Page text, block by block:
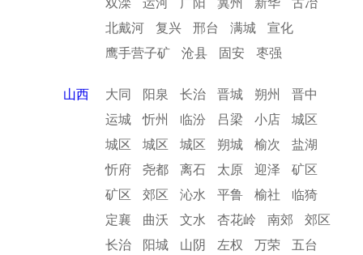
双滦
运河 广阳 冀州 新华
古冶
北戴河
复兴 邢台 满城
宣化
鹰手营子矿
沧县 固安 枣强
山西 大同 阳泉 长治 晋城 朔州
晋中
运城
忻州 临汾 吕梁 小店
城区
城区
城区 城区 朔城 榆次
盐湖
忻府
尧都 离石 太原 迎泽
矿区
矿区
郊区 沁水 平鲁 榆社
临猗
定襄
曲沃 文水 杏花岭 南郊
郊区
长治
阳城 山阴 左权 万荣 五台